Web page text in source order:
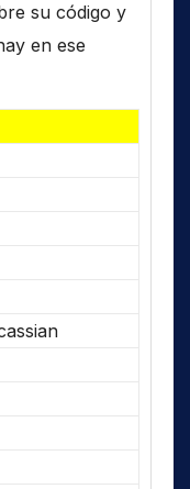
su código y
en ese